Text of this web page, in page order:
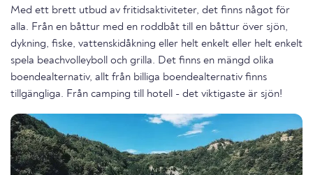
Med ett brett utbud av fritidsaktiviteter, det finns något för
alla. Från en båttur med en roddbåt till en båttur över sjön,
dykning, fiske, vattenskidåkning eller helt enkelt eller helt enkelt
spela beachvolleyboll och grilla. Det finns en mängd olika
boendealternativ, allt från billiga boendealternativ finns
tillgängliga. Från camping till hotell - det viktigaste är sjön!